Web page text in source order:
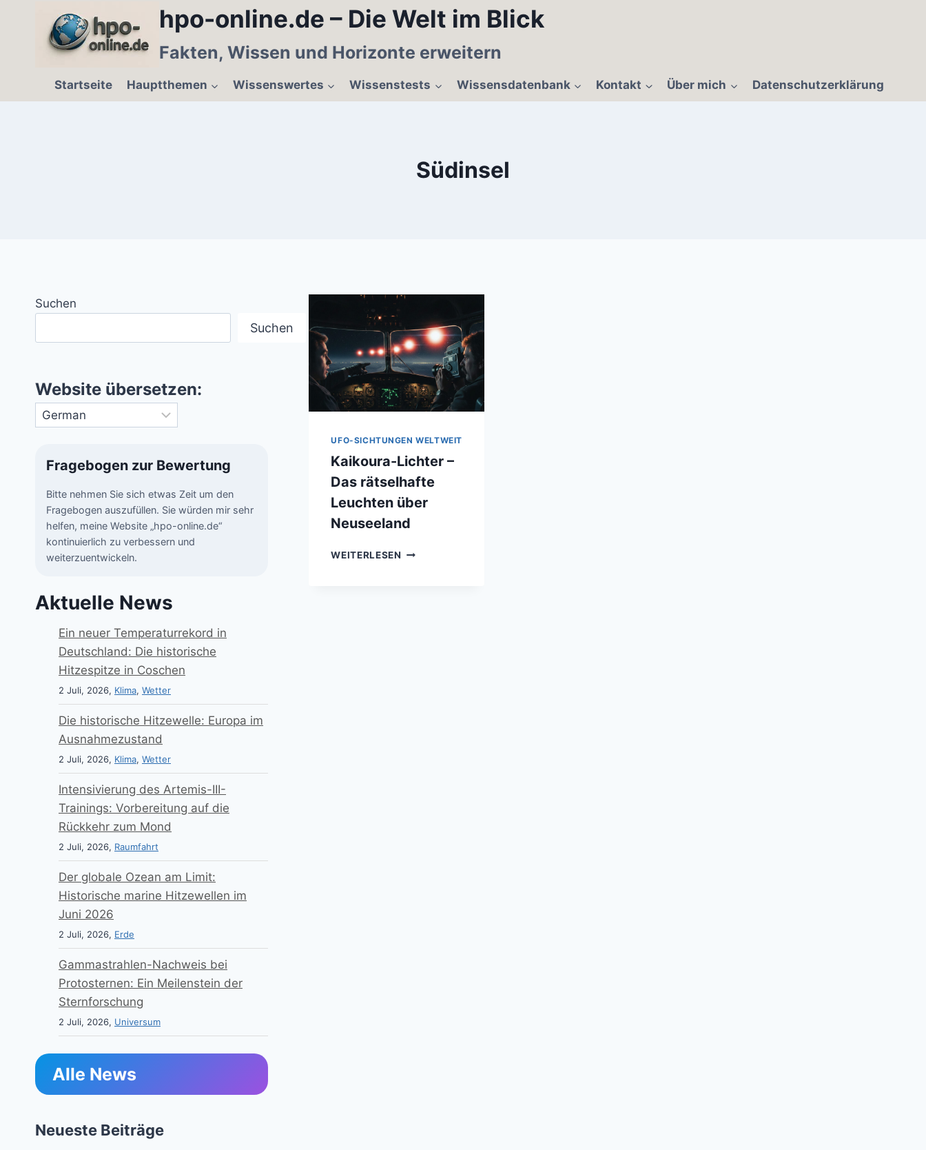
hpo-online.de – Die Welt im Blick
Fakten, Wissen und Horizonte erweitern
Startseite Hauptthemen Wissenswertes Wissenstests Wissensdatenbank Kontakt Über mich Datenschutzerklärung
Südinsel
UFO-SICHTUNGEN WELTWEIT
Kaikoura-Lichter –
Das rätselhafte
Leuchten über
Neuseeland
WEITERLESEN KAIKOURA-
Suchen
Suchen
Website übersetzen:
Fragebogen zur Bewertung
Bitte nehmen Sie sich etwas Zeit um den
Fragebogen auszufüllen. Sie würden mir sehr
helfen, meine Website „hpo-online.de“
kontinuierlich zu verbessern und
weiterzuentwickeln.
Aktuelle News
Ein neuer Temperaturrekord in
Deutschland: Die historische
Hitzespitze in Coschen
2 Juli, 2026, Klima, Wetter
Die historische Hitzewelle: Europa im
Ausnahmezustand
2 Juli, 2026, Klima, Wetter
Intensivierung des Artemis-III-
Trainings: Vorbereitung auf die
Rückkehr zum Mond
2 Juli, 2026, Raumfahrt
Der globale Ozean am Limit:
Historische marine Hitzewellen im
Juni 2026
2 Juli, 2026, Erde
Gammastrahlen-Nachweis bei
Protosternen: Ein Meilenstein der
Sternforschung
2 Juli, 2026, Universum
Alle News
Neueste Beiträge